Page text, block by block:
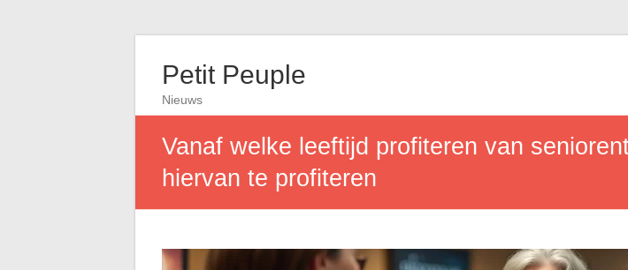
Petit Peuple
Nieuws
Vanaf welke leeftijd profiteren van
hiervan te profiteren